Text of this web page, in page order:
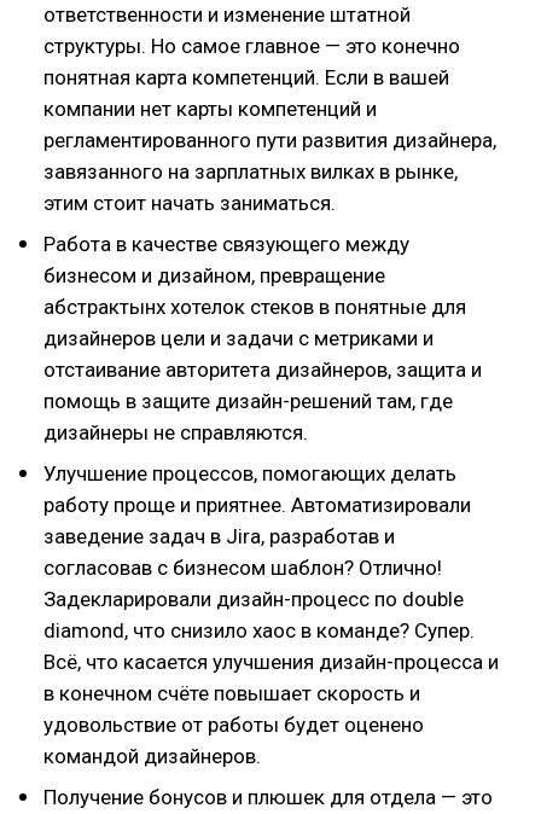
ответственности и изменение штатной
структуры. Но самое главное — это конечно
понятная карта компетенций. Если в вашей
компании нет карты компетенций и
регламентированного пути развития дизайнера,
завязанного на зарплатных вилках в рынке,
этим стоит начать заниматься.
Работа в качестве связующего между
бизнесом и дизайном, превращение
абстрактынх хотелок стеков в понятные для
дизайнеров цели и задачи с метриками и
отстаивание авторитета дизайнеров, защита и
помощь в защите дизайн-решений там, где
дизайнеры не справляются.
Улучшение процессов, помогающих делать
работу проще и приятнее. Автоматизировали
заведение задач в Jira, разработав и
согласовав с бизнесом шаблон? Отлично!
Задекларировали дизайн-процесс по double
diamond, что снизило хаос в команде? Супер.
Всё, что касается улучшения дизайн-процесса и
в конечном счёте повышает скорость и
удовольствие от работы будет оценено
командой дизайнеров.
Получение бонусов и плюшек для отдела — это